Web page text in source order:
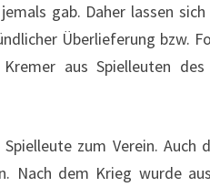
gab. Daher lassen
Überlieferung bzw.
aus Spielleuten
Spielleute zum Verein.
Nach dem Krieg wurde